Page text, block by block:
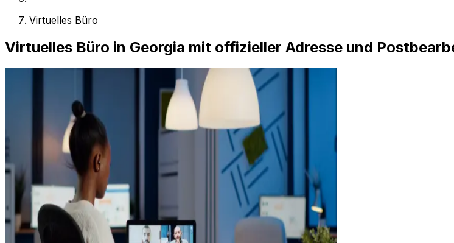
Virtuelles Büro
Virtuelles Büro in Georgia mit offizieller Adresse und